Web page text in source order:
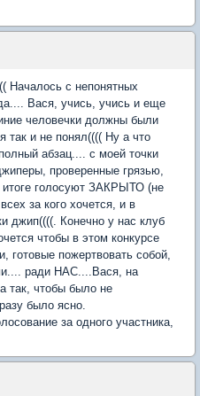
Началось с непонятных
Вася, учись, учись и еще
человечки должны были
так и не понял(((( Ну а что
абзац.... с моей точки
проверенные грязью,
голосуют ЗАКРЫТО (не
за кого хочется, и в
джип((((. Конечно у нас клуб
чтобы в этом конкурсе
готовые пожертвовать собой,
ради НАС....Вася, на
так, чтобы было не
было ясно.
за одного участника,